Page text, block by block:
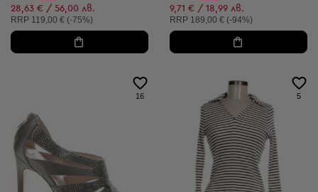
Намалена цена:
28,63 € / 56,00 лв.
Препоръчителна цена:
RRP 119,00 € (-75%)
Намалена цена:
9,71 € / 18,99 лв.
Препоръчителна цена:
RRP 189,00 € (-94%)
16 5